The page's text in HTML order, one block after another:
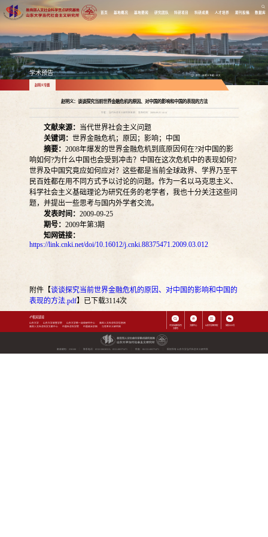
首页 基地概况 基地要闻 研究团队 科研项目 科研成果 人才培养 期刊投稿 数据库
学术预告 首页 /赵明义专题 正文
赵明义专题
赵明义：谈谈探究当前世界金融危机的原因、对中国的影响和中国的表现的方法
作者： 当代社会主义研究所来源： 发布时间：2009-09-25 14:14
文献来源： 当代世界社会主义问题
关键词： 世界金融危机；原因；影响；中国
摘要： 2008年爆发的世界金融危机到底原因何在?对中国的影
响如何 ?为什么中国也会受到冲击？中国在这次危机中的表现如何 ?
世界及中国究竟应如何应对？这些都是当前全球政界、学界乃至平
民百姓都在用不同方式予以讨论的问题。作为一名以马克思主义、
科学社会主义基础理论为研究任务的老学者，我也十分关注这些问
题，并提出一些思考与国内外学者交流。
发表时间： 2009-09-25
期号： 2009年第3期
知网链接：
https://link.cnki.net/doi/10.16012/j.cnki.88375471.2009.03.012
附件【谈谈探究当前世界金融危机的原因、对中国的影响和中国的
表现的方法.pdf】已下载3114次
相关链接
山东大学 山东大学政管学院 山东大学统一战线研究中心
高校人文社会科学信息网
高校人文社会科学文献中心
中国社会科学院 中国政治学网 马克思主义研究网
中文社会科学引
文索引
文献中心 山东大学图书馆 微信公众号
邮政编码：250100 联系电话：0532-58630313、0531-88375471 传真：86-531-88375471 版权所有 山东大学当代社会主义研究所